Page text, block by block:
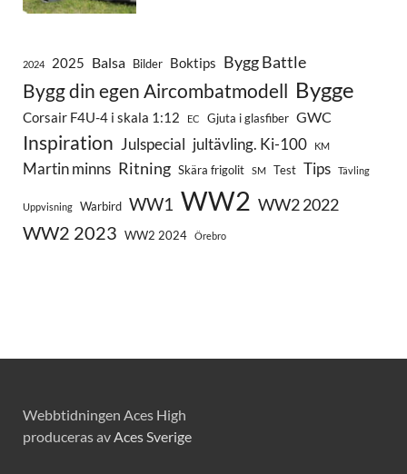
2024 2025 Balsa Bilder Boktips Bygg Battle
Bygg din egen Aircombatmodell Bygge
Corsair F4U-4 i skala 1:12 EC Gjuta i glasfiber GWC
Inspiration Julspecial jultävling. Ki-100 KM
Martin minns Ritning Skära frigolit SM Test Tips Tävling
Uppvisning Warbird WW1 WW2 WW2 2022
WW2 2023 WW2 2024 Örebro
Webbtidningen Aces High
produceras avAces Sverige